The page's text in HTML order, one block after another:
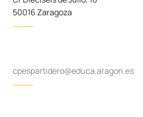
50016 Zaragoza
cpespartidero@educa.aragon.es